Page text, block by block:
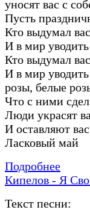
уносят вас с
Пусть
Кто выдумал
И в миp
Кто выдумал
И в миp
pозы, белые
Что с ними
Люди укpасят
И оставляют
Ласковый май
Подробнее
Кипелов - Я
Текст песни: